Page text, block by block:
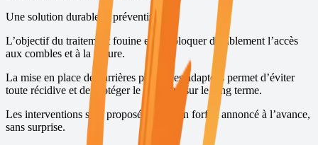
Une solution durable et préventive
L’objectif du traitement fouine est de bloquer durablement l’accès
aux combles et à la toiture.
La mise en place de barrières physiques adaptées permet d’éviter
toute récidive et de protéger le bâtiment sur le long terme.
Les interventions sont proposées avec un forfait annoncé à l’avance,
sans surprise.